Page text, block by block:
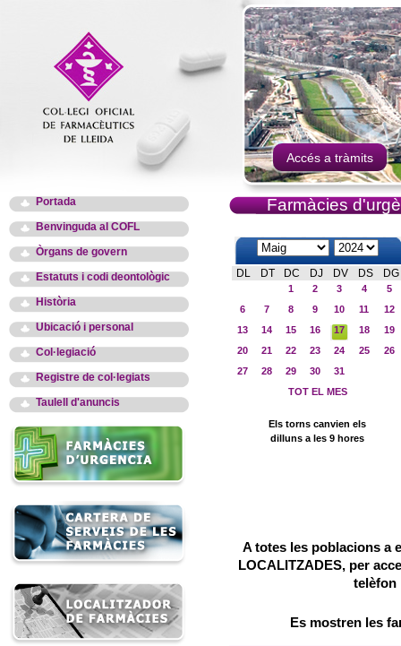
Accés a tràmits
Portada
Benvinguda al COFL
Òrgans de govern
Estatuts i codi deontològic
Història
Ubicació i personal
Col·legiació
Registre de col·legiats
Taulell d'anuncis
Farmàcies
DL DT DC DJ DV DS DG
1 2 3 4
5
6
7 8 9 10 11
12
13
14 15 16 17 18
19
20
21 22 23 24 25
26
27
28 29 30
31
TOT EL MES
Els torns canvien els
dilluns a les 9 hores
A totes les poblacions a
LOCALITZADES, per
telèfon
Es mostren les